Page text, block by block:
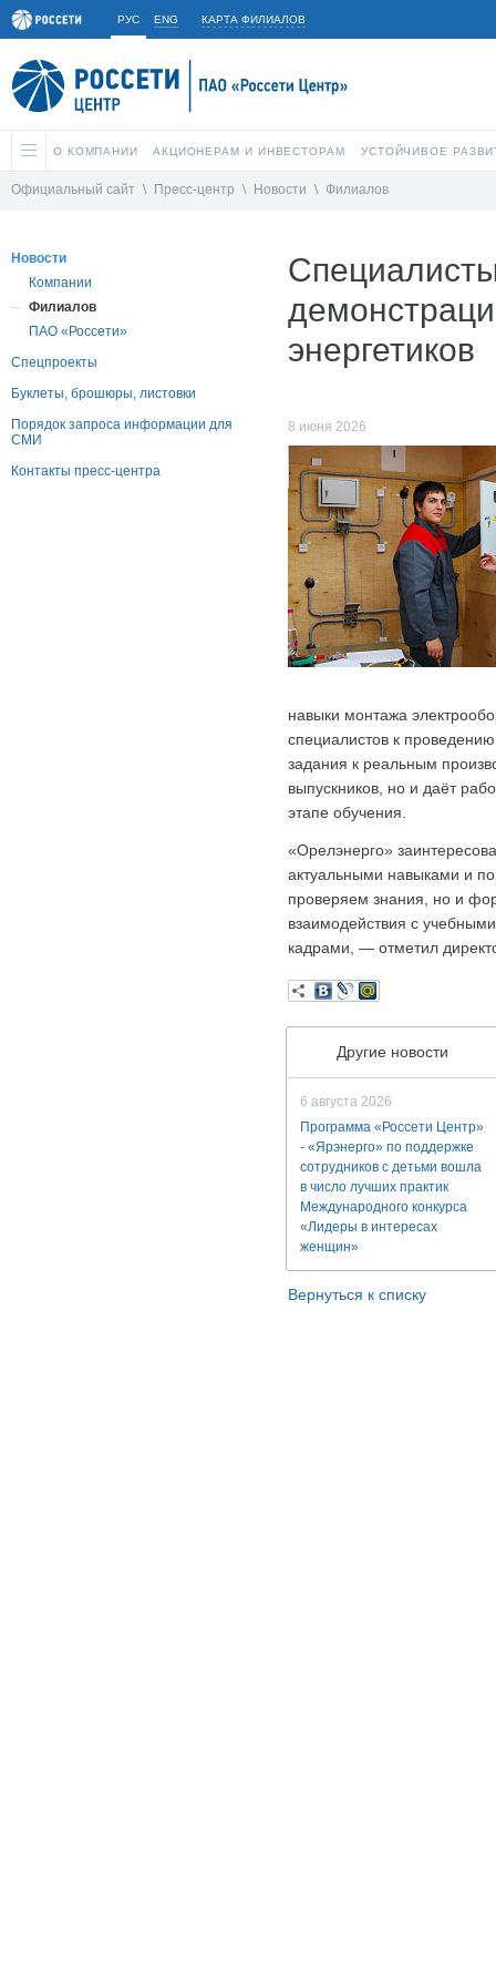
РУС ENG КАРТА ФИЛИАЛОВ
О КОМПАНИИ АКЦИОНЕРАМ И ИНВЕСТОРАМ УСТОЙЧИВОЕ
Официальный сайт \ Пресс-центр \ Новости \ Филиалов
Новости
Компании
Филиалов
ПАО «Россети»
Спецпроекты
Буклеты, брошюры, листовки
Порядок запроса информации для
СМИ
Контакты пресс-центра
энергетиков
8 июня 2026
навыки монтажа
специалистов к
задания к реальным
выпускников, но и даёт
этапе обучения.
«Орелэнерго»
актуальными навыками и
проверяем знания, но и
взаимодействия с
кадрами, — отметил
Другие новости
6 августа 2026
Программа «Россети Центр»
- «Ярэнерго» по поддержке
сотрудников с детьми вошла
в число лучших практик
Международного конкурса
«Лидеры в интересах
женщин»
Вернуться к списку